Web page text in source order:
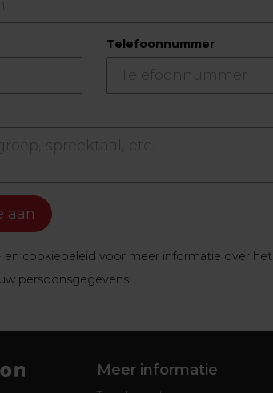
Telefoonnummer
aan
en cookiebeleid voor meer informatie over het
persoonsgegevens
Meer informatie